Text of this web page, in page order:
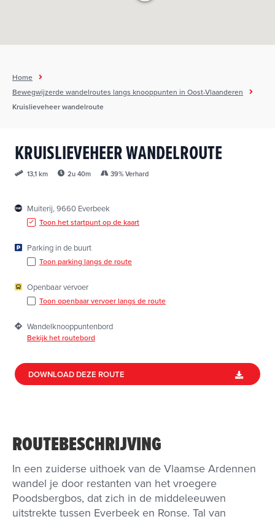
u
KRUISLIEVEHEER WANDELROUTE
13,1 km 2u 40m 39% Verhard
Muiterij, 9660 Everbeek
Toon het startpunt op de kaart
Parking in de buurt
Toon parking langs de route
Openbaar vervoer
Toon openbaar vervoer langs de route
Wandelknooppuntenbord
Bekijk het routebord
DOWNLOAD DEZE ROUTE
Home
Bewegwijzerde wandelroutes langs knooppunten in Oost-Vlaanderen
Kruislieveheer wandelroute
ROUTEBESCHRIJVING
In een zuiderse uithoek van de Vlaamse Ardennen
wandel je door restanten van het vroegere
Poodsbergbos, dat zich in de middeleeuwen
uitstrekte tussen Everbeek en Ronse. Tal van